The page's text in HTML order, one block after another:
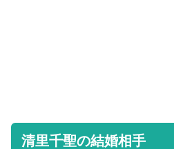
清里千聖の結婚相手